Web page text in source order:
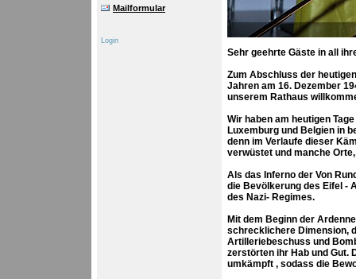
Mailformular
Login
Sehr geehrte Gäste in all
Zum Abschluss der
Jahren am 16. Dezember
unserem Rathaus
Wir haben am heutigen
Luxemburg und Belgien in
denn im Verlaufe dieser
verwüstet und manche
Als das Inferno der Von
die Bevölkerung des Eifel -
des Nazi- Regimes.
Mit dem Beginn der
schrecklichere Dimension,
Artilleriebeschuss und
zerstörten ihr Hab und Gut.
umkämpft , sodass die